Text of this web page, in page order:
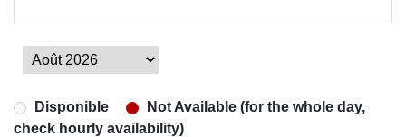
Disponible
Not Available (for the whole day,
check hourly availability)